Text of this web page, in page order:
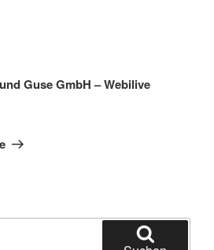
Guse GmbH – Webilive